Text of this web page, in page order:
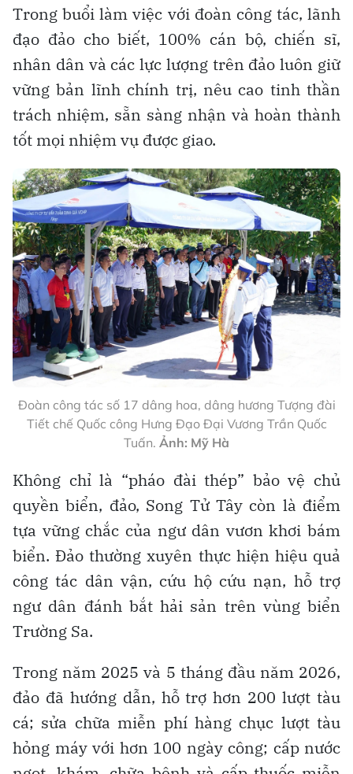
Trong buổi làm việc với đoàn công tác, lãnh
đạo đảo cho biết, 100% cán bộ, chiến sĩ,
nhân dân và các lực lượng trên đảo luôn giữ
vững bản lĩnh chính trị, nêu cao tinh thần
trách nhiệm, sẵn sàng nhận và hoàn thành
tốt mọi nhiệm vụ được giao.
Đoàn công tác số 17 dâng hoa, dâng hương Tượng đài
Tiết chế Quốc công Hưng Đạo Đại Vương Trần Quốc
Tuấn. Ảnh: Mỹ Hà
Không chỉ là “pháo đài thép” bảo vệ chủ
quyền biển, đảo, Song Tử Tây còn là điểm
tựa vững chắc của ngư dân vươn khơi bám
biển. Đảo thường xuyên thực hiện hiệu quả
công tác dân vận, cứu hộ cứu nạn, hỗ trợ
ngư dân đánh bắt hải sản trên vùng biển
Trường Sa.
Trong năm 2025 và 5 tháng đầu năm 2026,
đảo đã hướng dẫn, hỗ trợ hơn 200 lượt tàu
cá; sửa chữa miễn phí hàng chục lượt tàu
hỏng máy với hơn 100 ngày công; cấp nước